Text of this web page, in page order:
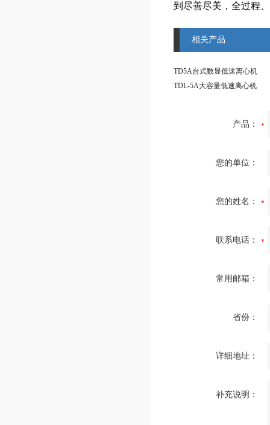
到尽善尽美，全过程
相关产品
TD5A台式数显低速离心机
TDL-5A大容量低速离心机
产品：
您的单位：
您的姓名：
联系电话：
常用邮箱：
省份：
详细地址：
补充说明：